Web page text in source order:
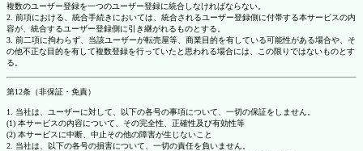
複数のユーザー登録を一つのユーザー登録に統合しなければならない。
2. 前項における、統合手続きにおいては、統合されるユーザー登録側に付帯する本サービスの内
容が、統合するユーザー登録側に引き継がれるものとする。
3. 前二項に拘わらず、当該ユーザーが転売屋等、商業目的を有している可能性がある場合や、そ
の他不正な目的を有して複数登録を行っていたと思われる場合には、この限りではないものとす
る。
第12条（非保証・免責）
1. 当社は、ユーザーに対して、以下の各号の事項について、一切の保証をしません。
(1) 本サービスの内容について、その完全性、正確性及び有効性等
(2) 本サービスに中断、中止その他の障害が生じないこと
2. 当社は、以下の各号の損害について、一切の責任を負いません。